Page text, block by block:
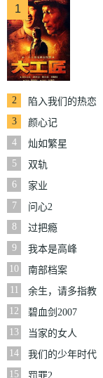
1
2
陷入我们的热恋
3
颜心记
4
灿如繁星
5
双轨
6
家业
7
问心2
8
过把瘾
9
我本是高峰
10
南部档案
11
余生，请多指教
12
碧血剑2007
13
当家的女人
14
我们的少年时代
15
罚罪2